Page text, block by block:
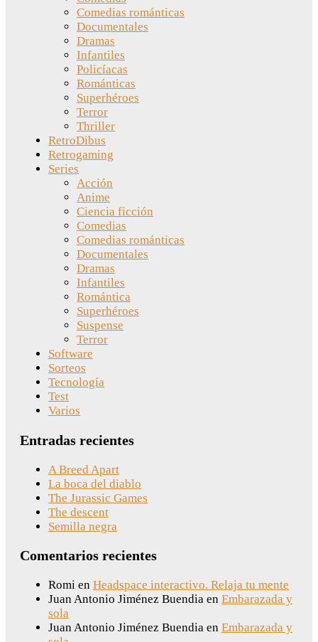
Comedias románticas
Documentales
Dramas
Infantiles
Policíacas
Románticas
Superhéroes
Terror
Thriller
RetroDibus
Retrogaming
Series
Acción
Anime
Ciencia ficción
Comedias
Comedias románticas
Documentales
Dramas
Infantiles
Romántica
Superhéroes
Suspense
Terror
Software
Sorteos
Tecnología
Test
Varios
Entradas recientes
A Breed Apart
La boca del diablo
The Jurassic Games
The descent
Semilla negra
Comentarios recientes
Romi en Headspace interactivo. Relaja tu mente
Juan Antonio Jiménez Buendia en Embarazada y
sola
Juan Antonio Jiménez Buendia en Embarazada y